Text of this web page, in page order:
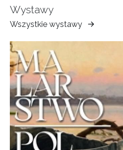
Wystawy
Wszystkie wystawy
Muzeum
Ziemi
Tarnowskiej